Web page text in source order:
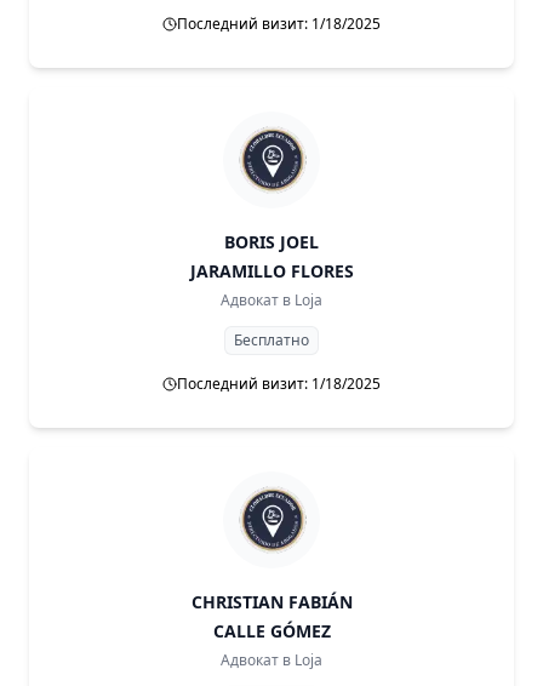
Последний визит: 1/18/2025
BORIS JOEL
JARAMILLO FLORES
Адвокат в Loja
Бесплатно
Последний визит: 1/18/2025
CHRISTIAN FABIÁN
CALLE GÓMEZ
Адвокат в Loja